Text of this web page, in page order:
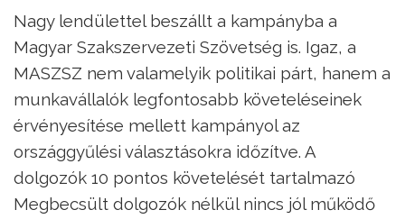
Nagy lendülettel beszállt a kampányba a
Magyar Szakszervezeti Szövetség is. Igaz, a
MASZSZ nem valamelyik politikai párt, hanem a
munkavállalók legfontosabb követeléseinek
érvényesítése mellett kampányol az
országgyűlési választásokra időzítve. A
dolgozók 10 pontos követelését tartalmazó
Megbecsült dolgozók nélkül nincs jól működő